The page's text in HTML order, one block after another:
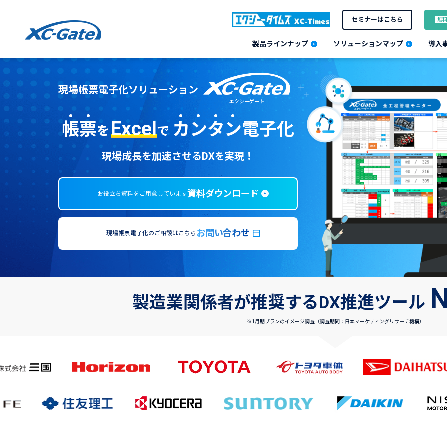
セミナーはこちら 無料
製品ラインナップ ソリューションマップ 導入
現場帳票電子化ソリューション
帳票をExcelで カンタン電子化
現場成長を加速させるDXを実現！
お役立ち資料をご用意しています資料ダウンロード
現場帳票電子化のご相談はこちら お問い合わせ
製造業関係者が推奨するDX推進ツール
※1月期ブランのイメージ調査（調査期間：日本マーケティングリサーチ機構）